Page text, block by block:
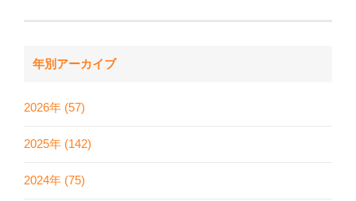
年別アーカイブ
2026年 (57)
2025年 (142)
2024年 (75)